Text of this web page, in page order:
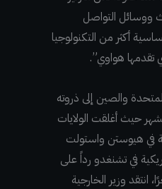
ووسائل التواصل
أكثر من التكنولوجيا
تقدمها هواوي”.
والصين إلى ذروته
حيث أغلقت الولايات
في هيوستن واستولت
في تشنغدو رداً على
انتقد وزير الخارجية